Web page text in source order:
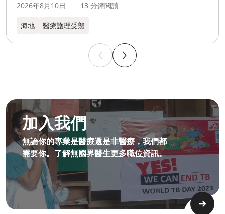
2026年8月10日 13 分鐘閱讀
海地 醫療護理受襲
加入我們
無論你的專業是醫療還是非醫療，我們都
需要你。了解無國界醫生更多職位資訊。​
成為無國界無援人員​